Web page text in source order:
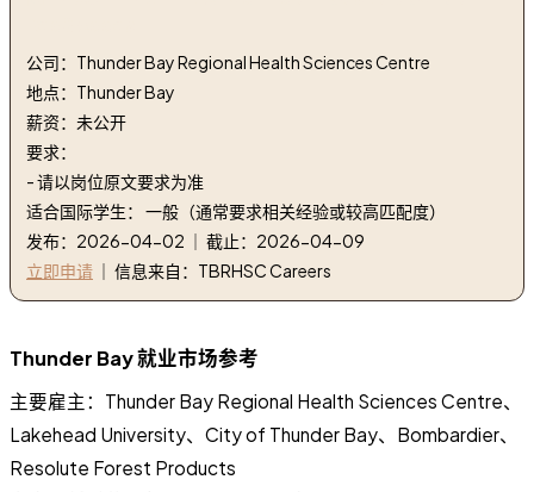
公司：Thunder Bay Regional Health Sciences Centre
地点：Thunder Bay
薪资：未公开
要求：
- 请以岗位原文要求为准
适合国际学生： 一般（通常要求相关经验或较高匹配度）
发布：2026-04-02 ｜ 截止：2026-04-09
立即申请 ｜ 信息来自：TBRHSC Careers
Thunder Bay 就业市场参考
主要雇主：Thunder Bay Regional Health Sciences Centre、
Lakehead University、City of Thunder Bay、Bombardier、
Resolute Forest Products